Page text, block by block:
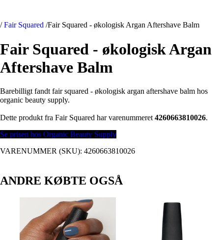
/ Fair Squared /Fair Squared - økologisk Argan Aftershave Balm
Fair Squared - økologisk Argan
Aftershave Balm
Barebilligt fandt fair squared - økologisk argan aftershave balm hos
organic beauty supply.
Dette produkt fra Fair Squared har varenummeret 4260663810026.
Se prisen hos Organic Beauty Supply
VARENUMMER (SKU): 4260663810026
ANDRE KØBTE OGSÅ